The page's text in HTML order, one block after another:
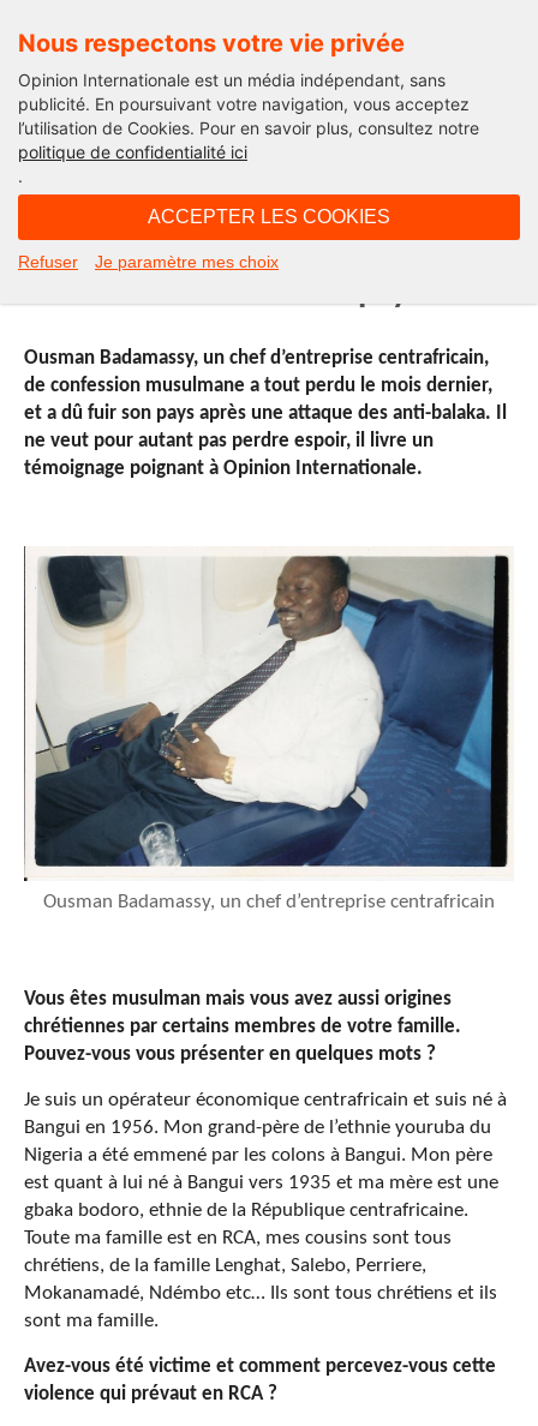
Nous respectons votre vie privée
Opinion Internationale est un média indépendant, sans
publicité. En poursuivant votre navigation, vous acceptez
l’utilisation de Cookies. Pour en savoir plus, consultez notre
politique de confidentialité ici
.
ACCEPTER LES COOKIES
Refuser Je paramètre mes choix
République centrafricaine
« Soyons unis pour la
Ousman Badamassy, un chef d’entreprise centrafricain,
de confession musulmane a tout perdu le mois dernier,
et a dû fuir son pays après une attaque des anti-balaka. Il
ne veut pour autant pas perdre espoir, il livre un
témoignage poignant à Opinion Internationale.
Ousman Badamassy, un chef d’entreprise centrafricain
Vous êtes musulman mais vous avez aussi origines
chrétiennes par certains membres de votre famille.
Pouvez-vous vous présenter en quelques mots ?
Je suis un opérateur économique centrafricain et suis né à
Bangui en 1956. Mon grand-père de l’ethnie youruba du
Nigeria a été emmené par les colons à Bangui. Mon père
est quant à lui né à Bangui vers 1935 et ma mère est une
gbaka bodoro, ethnie de la République centrafricaine.
Toute ma famille est en RCA, mes cousins sont tous
chrétiens, de la famille Lenghat, Salebo, Perriere,
Mokanamadé, Ndémbo etc… Ils sont tous chrétiens et ils
sont ma famille.
Avez-vous été victime et comment percevez-vous cette
violence qui prévaut en RCA ?